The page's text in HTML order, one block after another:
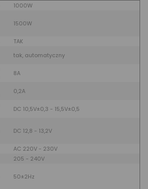
1000W
1500W
TAK
tak, automatyczny
8A
0,2A
DC 10,5V±0,3 - 15,5V±0,5
DC 12,8 - 13,2V
AC 220V - 230V
205 - 240V
50±2Hz